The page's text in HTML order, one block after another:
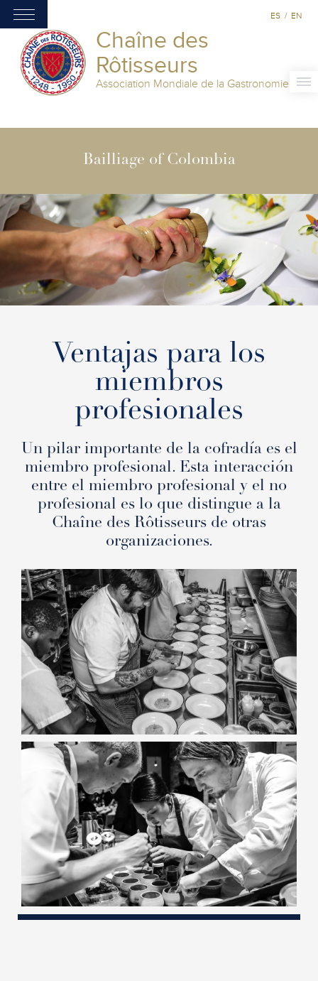
Chaîne des
Rôtisseurs
Association Mondiale de la Gastronomie
ES / EN
Bailliage of Colombia
Ventajas para los
miembros
profesionales
Un pilar importante de la cofradía es el
miembro profesional. Esta interacción
entre el miembro profesional y el no
profesional es lo que distingue a la
Chaîne des Rôtisseurs de otras
organizaciones.